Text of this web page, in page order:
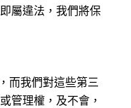
屬違法，我們將保
而我們對這些第三
管理權，及不會，